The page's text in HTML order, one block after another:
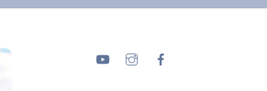
YouTubeInstagram